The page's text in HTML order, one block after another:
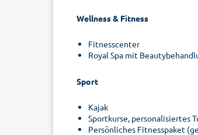
Wellness & Fitness
Fitnesscenter
Royal Spa mit
Sport
Kajak
Sportkurse, personalisiertes
Persönliches Fitnesspaket